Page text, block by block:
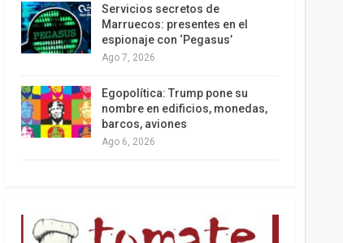
hacia las presidencialesServicios secretos de
Marruecos: presentes en el
espionaje con ‘Pegasus’
Ago 7, 2026
Egopolítica: Trump pone su
nombre en edificios, monedas,
barcos, aviones
Ago 6, 2026